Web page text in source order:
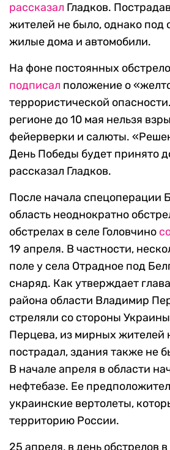
рассказал Гладков.
жителей не было, однако под
жилые дома и автомобили.
На фоне постоянных
подписал положение о
террористической
регионе до 10 мая нельзя
фейерверки и салюты.
День Победы будет принято
рассказал Гладков.
После начала спецоперации
область неоднократно
обстрелах в селе Головчино
19 апреля. В частности,
поле у села Отрадное под
снаряд. Как утверждает
района области Владимир
стреляли со стороны
Перцева, из мирных жителей
пострадал, здания также не
В начале апреля в области
нефтебазе. Ее
украинские вертолеты,
территорию России.
25 апреля, в день обстрелов